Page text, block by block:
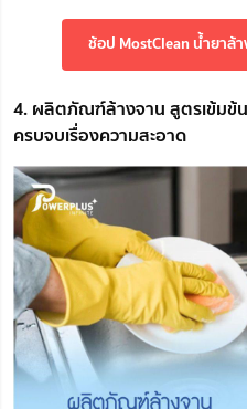
ช้อป MostClean น้ำยาล้
4. ผลิตภัณฑ์ล้างจาน สูตรเข้มข้
ครบจบเรื่องความสะอาด